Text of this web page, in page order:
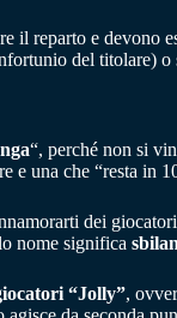
il reparto e devono
del titolare)
“, perché non si
e una che “resta in
dei
nome significa
“Jolly”,